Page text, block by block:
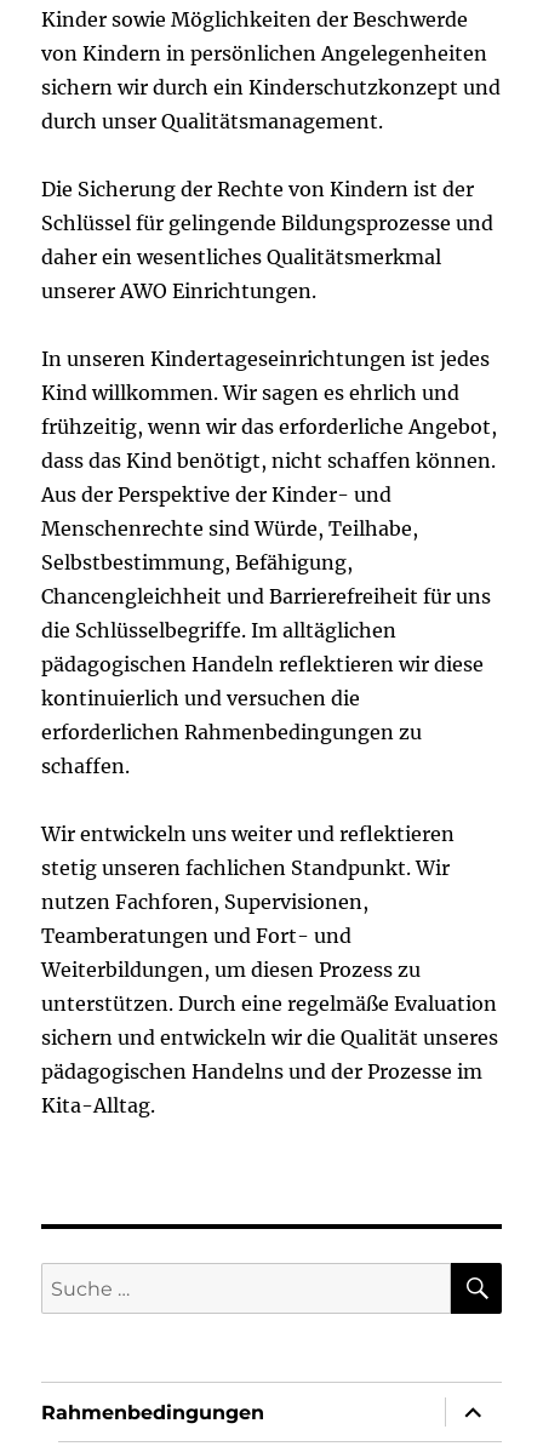
Kinder sowie Möglichkeiten der Beschwerde
von Kindern in persönlichen Angelegenheiten
sichern wir durch ein Kinderschutzkonzept und
durch unser Qualitätsmanagement.
Die Sicherung der Rechte von Kindern ist der
Schlüssel für gelingende Bildungsprozesse und
daher ein wesentliches Qualitätsmerkmal
unserer AWO Einrichtungen.
In unseren Kindertageseinrichtungen ist jedes
Kind willkommen. Wir sagen es ehrlich und
frühzeitig, wenn wir das erforderliche Angebot,
dass das Kind benötigt, nicht schaffen können.
Aus der Perspektive der Kinder- und
Menschenrechte sind Würde, Teilhabe,
Selbstbestimmung, Befähigung,
Chancengleichheit und Barrierefreiheit für uns
die Schlüsselbegriffe. Im alltäglichen
pädagogischen Handeln reflektieren wir diese
kontinuierlich und versuchen die
erforderlichen Rahmenbedingungen zu
schaffen.
Wir entwickeln uns weiter und reflektieren
stetig unseren fachlichen Standpunkt. Wir
nutzen Fachforen, Supervisionen,
Teamberatungen und Fort- und
Weiterbildungen, um diesen Prozess zu
unterstützen. Durch eine regelmäße Evaluation
sichern und entwickeln wir die Qualität unseres
pädagogischen Handelns und der Prozesse im
Kita-Alltag.
Suche
nach:
Rahmenbedingungen
anzeigen